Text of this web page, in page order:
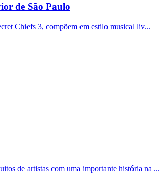
de São Paulo
Chiefs 3, compõem em estilo musical liv...
de artistas com uma importante história na ...